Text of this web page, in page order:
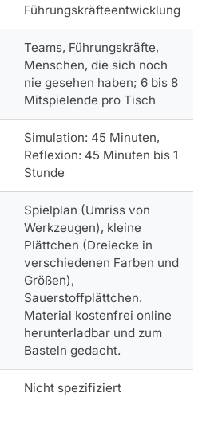
Führungskräfteentwicklung
Teams, Führungskräfte,
Menschen, die sich noch
nie gesehen haben; 6 bis 8
Mitspielende pro Tisch
Simulation: 45 Minuten,
Reflexion: 45 Minuten bis 1
Stunde
Spielplan (Umriss von
Werkzeugen), kleine
Plättchen (Dreiecke in
verschiedenen Farben und
Größen),
Sauerstoffplättchen.
Material kostenfrei online
herunterladbar und zum
Basteln gedacht.
Nicht spezifiziert